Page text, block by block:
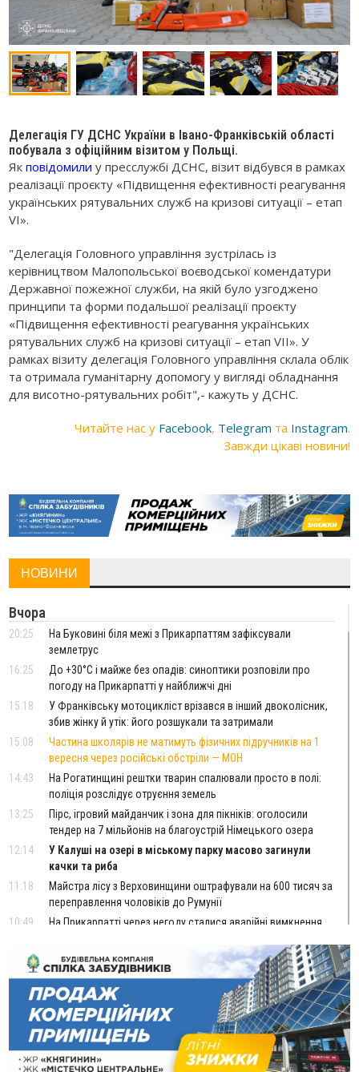
Делегація ГУ ДСНС України в Івано-Франківській області
побувала з офіційним візитом у Польщі.
Якповідомили у пресслужбі ДСНС, візит відбувся в рамках
реалізації проєкту «Підвищення ефективності реагування
українських рятувальних служб на кризові ситуації – етап
VI».
"Делегація Головного управління зустрілась із
керівництвом Малопольської воєводської комендатури
Державної пожежної служби, на якій було узгоджено
принципи та форми подальшої реалізації проєкту
«Підвищення ефективності реагування українських
рятувальних служб на кризові ситуації – етап VII». У
рамках візиту делегація Головного управління склала облік
та отримала гуманітарну допомогу у вигляді обладнання
для висотно-рятувальних робіт",- кажуть у ДСНС.
Читайте нас у Facebook, Telegram та Instagram.
Завжди цікаві новини!
НОВИНИ
Вчора
20:25
На Буковині біля межі з Прикарпаттям зафіксували
землетрус
16:25
До +30°C і майже без опадів: синоптики розповіли про
погоду на Прикарпатті у найближчі дні
15:18
У Франківську мотоцикліст врізався в інший двоколісник,
збив жінку й утік: його розшукали та затримали
15:08
Частина школярів не матимуть фізичних підручників на 1
вересня через російські обстріли — МОН
14:43
На Рогатинщині рештки тварин спалювали просто в полі:
поліція розслідує отруєння земель
13:25
Пірс, ігровий майданчик і зона для пікніків: оголосили
тендер на 7 мільйонів на благоустрій Німецького озера
12:14
У Калуші на озері в міському парку масово загинули
качки та риба
11:18
Майстра лісу з Верховинщини оштрафували на 600 тисяч за
переправлення чоловіків до Румунії
10:49
На Прикарпатті через негоду сталися аварійні вимкнення
10:43
За змову на тендері для Долинської лікарні двох
підприємців оштрафували на 272 тисячі гривень
10:09
Яремчанський суд виніс вирок чоловіку, який у Буковелі
вкрав із супермаркету пляшку віскі за 8,5 тисяч
09:53
В урочищі біля Галича археологи відкопали давньоруську
вагову гирку XII–XIII століть
09:39
У Франківську медики провели серію складних операцій